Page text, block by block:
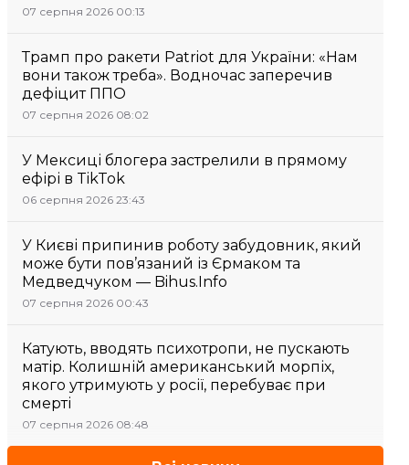
07 серпня 2026 00:13
Трамп про ракети Patriot для України: «Нам
вони також треба». Водночас заперечив
дефіцит ППО
07 серпня 2026 08:02
У Мексиці блогера застрелили в прямому
ефірі в TikTok
06 серпня 2026 23:43
У Києві припинив роботу забудовник, який
може бути пов’язаний із Єрмаком та
Медведчуком — Bihus.Info
07 серпня 2026 00:43
Катують, вводять психотропи, не пускають
матір. Колишній американський морпіх,
якого утримують у росії, перебуває при
смерті
07 серпня 2026 08:48